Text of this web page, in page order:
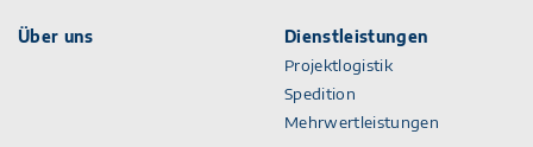
Über uns
Dienstleistungen
Projektlogistik
Spedition
Mehrwertleistungen